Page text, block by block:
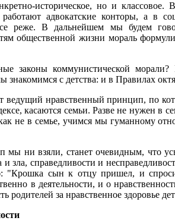
историческое, но и
работают адвокатские конторы, а в
реже. В дальнейшем мы будем
общественной жизни мораль
законы коммунистической
с детства: и в Правилах
ведущий нравственный принцип, по
касаются семьи. Разве не нужен в
не в семье, учимся мы гуманному
ни взяли, станет очевидным, что
и зла, справедливости и
"Крошка сын к отцу пришел, и
в деятельности, и о
родителей за нравственное здоровье